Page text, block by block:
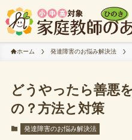
ホーム 発達障害のお悩み解決法
どうやったら善悪
の？方法と対策
発達障害のお悩み解決法